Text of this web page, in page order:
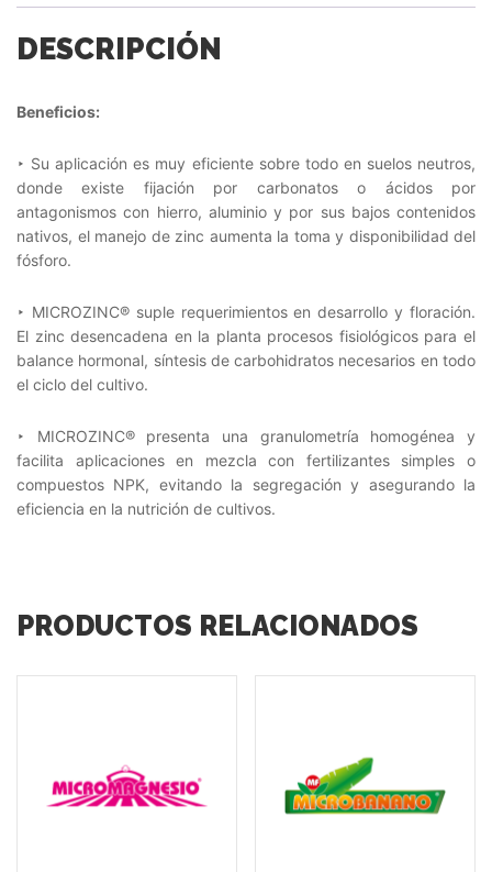
DESCRIPCIÓN
Beneficios:
‣ Su aplicación es muy eficiente sobre todo en suelos neutros,
donde existe fijación por carbonatos o ácidos por
antagonismos con hierro, aluminio y por sus bajos contenidos
nativos, el manejo de zinc aumenta la toma y disponibilidad del
fósforo.
‣ MICROZINC® suple requerimientos en desarrollo y floración.
El zinc desencadena en la planta procesos fisiológicos para el
balance hormonal, síntesis de carbohidratos necesarios en todo
el ciclo del cultivo.
‣ MICROZINC® presenta una granulometría homogénea y
facilita aplicaciones en mezcla con fertilizantes simples o
compuestos NPK, evitando la segregación y asegurando la
eficiencia en la nutrición de cultivos.
PRODUCTOS RELACIONADOS